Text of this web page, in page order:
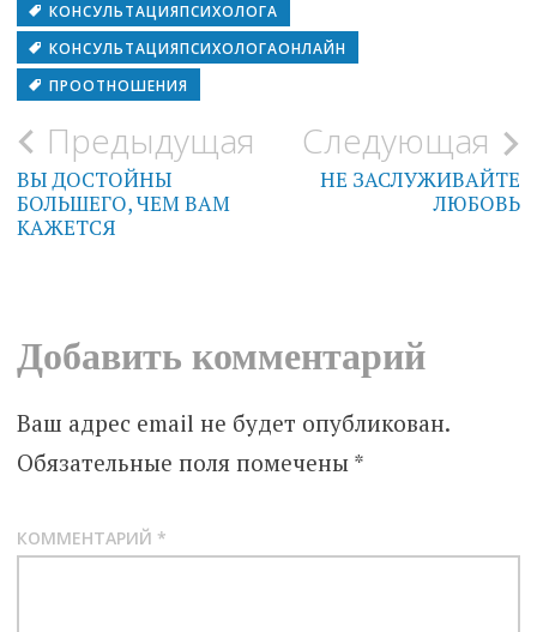
КОНСУЛЬТАЦИЯПСИХОЛОГА
КОНСУЛЬТАЦИЯПСИХОЛОГАОНЛАЙН
ПРООТНОШЕНИЯ
Навигация
по
записям
Предыдущая
ВЫ ДОСТОЙНЫ
БОЛЬШЕГО, ЧЕМ ВАМ
КАЖЕТСЯ
Следующая
НЕ ЗАСЛУЖИВАЙТЕ
ЛЮБОВЬ
Добавить комментарий
Ваш адрес email не будет опубликован.
Обязательные поля помечены *
КОММЕНТАРИЙ *